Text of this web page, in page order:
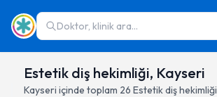
Doktor, klinik ara...
Estetik diş hekimliği, Kayseri
Kayseri içinde toplam 26 Estetik diş hekimliği